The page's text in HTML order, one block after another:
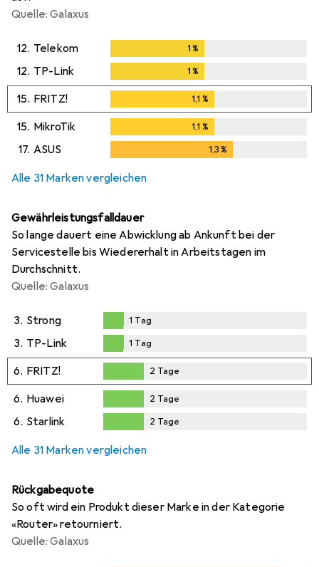
Quelle: Galaxus
12. Telekom 1%
12. TP-Link 1%
15. FRITZ! 1,1 %
15. MikroTik 1,1 %
17. ASUS 1,3%
Alle 31 Marken vergleichen
Gewährleistungsfalldauer
So lange dauert eine Abwicklung ab Ankunft bei der
Servicestelle bis Wiedererhalt in Arbeitstagen im
Durchschnitt.
Quelle: Galaxus
3. Strong
Tag
1 Tag
3. TP-Link
1Tag
1 Tag
6. FRITZ!
2Tage
2 Tage
6. Huawei
2Tage
2 Tage
6. Starlink 2 Tage
Alle 31 Marken vergleichen
Rückgabequote
So oft wird ein Produkt dieser Marke in der Kategorie
«Router» retourniert.
Quelle: Galaxus